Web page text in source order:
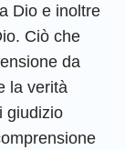
Dio e inoltre
Ciò che
da
la verità
giudizio